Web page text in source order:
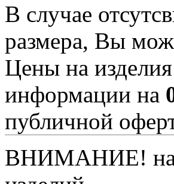
В случае
размера, Вы
Цены на
информации на
публичной
ВНИМАНИЕ! на